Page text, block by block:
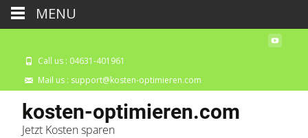
Call us : 04631-401961
Mail us : support@kosten-optimieren.com
kosten-optimieren.com
Jetzt Kosten sparen
MENU